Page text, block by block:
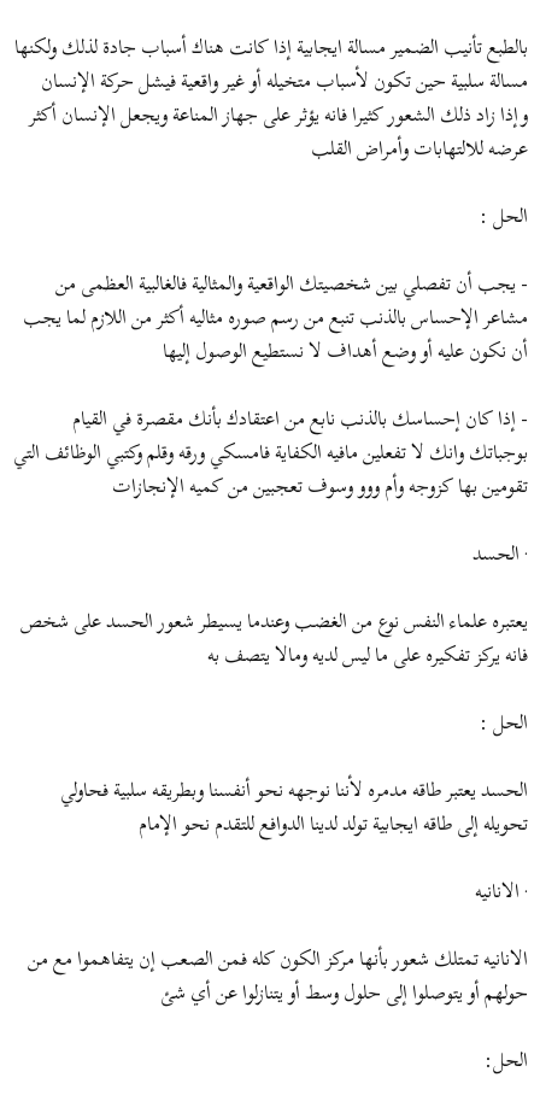
بالطبع تأنيب الضمير مسالة ايجابية إذا كانت هناك أسباب جادة لذلك ولكنها
مسالة سلبية حين تكون لأسباب متخيله أو غير واقعية فيشل حركة الإنسان
وإذا زاد ذلك الشعور كثيرا فانه يؤثر على جهاز المناعة ويجعل الإنسان أكثر
عرضه للالتهابات وأمراض القلب
الحل :
- يجب أن تفصلي بين شخصيتك الواقعية والمثالية فالغالبية العظمى من
مشاعر الإحساس بالذنب تنبع من رسم صوره مثاليه أكثر من اللازم لما يجب
أن نكون عليه أو وضع أهداف لا نستطيع الوصول إليها
- إذا كان إحساسك بالذنب نابع من اعتقادك بأنك مقصرة في القيام
بوجباتك وانك لا تفعلين مافيه الكفاية فامسكي ورقه وقلم وكتبي الوظائف التي
تقومين بها كزوجه وأم ووو وسوف تعجبين من كميه الإنجازات
· الحسد
يعتبره علماء النفس نوع من الغضب وعندما يسيطر شعور الحسد على شخص
فانه يركز تفكيره على ما ليس لديه ومالا يتصف به
الحل :
الحسد يعتبر طاقه مدمره لأننا نوجهه نحو أنفسنا وبطريقه سلبية فحاولي
تحويله إلى طاقه ايجابية تولد لدينا الدوافع للتقدم نحو الإمام
· الانانيه
الانانيه تمتلك شعور بأنها مركز الكون كله فمن الصعب إن يتفاهموا مع من
حولهم أو يتوصلوا إلى حلول وسط أو يتنازلوا عن أي شئ
الحل: